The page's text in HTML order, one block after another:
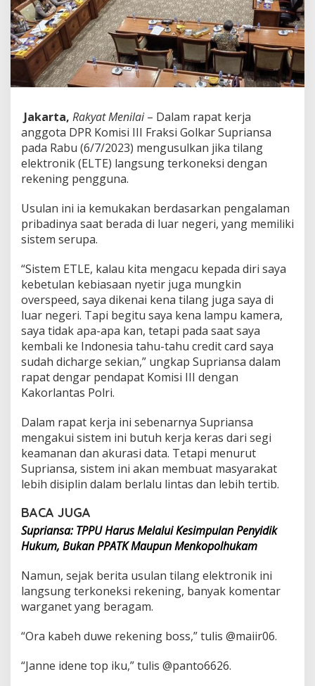
R
R
I
S
u
p
r
n
s
a
s
u
T
i
g
E
l
k
t
r
o
n
i
e
r
k
o
n
e
i
L
a
g
s
n
R
k
Jakarta, Rakyat Menilai– Dalam rapat kerja
anggota DPR Komisi III Fraksi Golkar Supriansa
pada Rabu (6/7/2023) mengusulkan jika tilang
elektronik (ELTE) langsung terkoneksi dengan
rekening pengguna.
Usulan ini ia kemukakan berdasarkan pengalaman
pribadinya saat berada di luar negeri, yang memiliki
sistem serupa.
“Sistem ETLE, kalau kita mengacu kepada diri saya
kebetulan kebiasaan nyetir juga mungkin
overspeed, saya dikenai kena tilang juga saya di
luar negeri. Tapi begitu saya kena lampu kamera,
saya tidak apa-apa kan, tetapi pada saat saya
kembali ke Indonesia tahu-tahu credit card saya
sudah dicharge sekian,” ungkap Supriansa dalam
rapat dengar pendapat Komisi III dengan
Kakorlantas Polri.
Dalam rapat kerja ini sebenarnya Supriansa
mengakui sistem ini butuh kerja keras dari segi
keamanan dan akurasi data. Tetapi menurut
Supriansa, sistem ini akan membuat masyarakat
lebih disiplin dalam berlalu lintas dan lebih tertib.
BACA JUGA
Supriansa: TPPU Harus Melalui Kesimpulan Penyidik
Hukum, Bukan PPATK Maupun Menkopolhukam
Namun, sejak berita usulan tilang elektronik ini
langsung terkoneksi rekening, banyak komentar
warganet yang beragam.
“Ora kabeh duwe rekening boss,” tulis @maiir06.
“Janne idene top iku,” tulis @panto6626.